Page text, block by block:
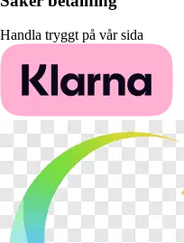
Handla tryggt på vår sida